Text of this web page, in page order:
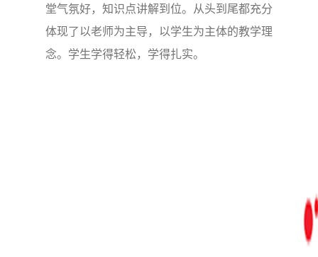
堂气氛好，知识点讲解到位。从头到尾都充分
体现了以老师为主导，以学生为主体的教学理
念。学生学得轻松，学得扎实。